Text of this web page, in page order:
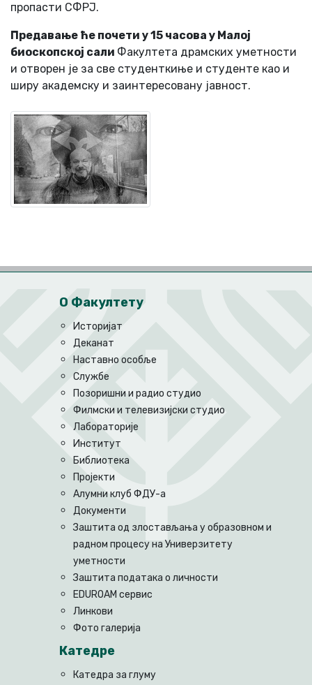
пропасти СФРЈ.
Предавање ће почети у 15 часова у Малој
биоскопској сали Факултета драмских уметности
и отворен је за све студенткиње и студенте као и
ширу академску и заинтересовану јавност.
О Факултету
Историјат
Деканат
Наставно особље
Службе
Позоришни и радио студио
Филмски и телевизијски студио
Лабораторије
Институт
Библиотека
Пројекти
Алумни клуб ФДУ-а
Документи
Заштита од злостављања у образовном и
радном процесу на Универзитету
уметности
Заштита података о личности
EDUROAM сервис
Линкови
Фото галерија
Катедре
Катедра за глуму